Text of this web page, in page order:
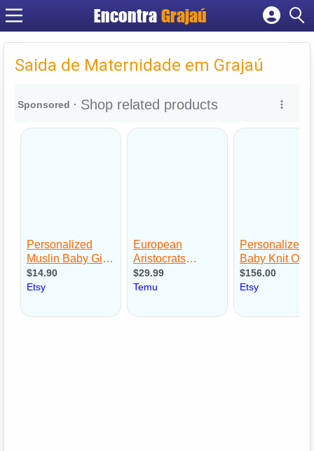
Encontra Grajaú
Cadastrar empresa
Criar conta
Saida de Maternidade em Grajaú